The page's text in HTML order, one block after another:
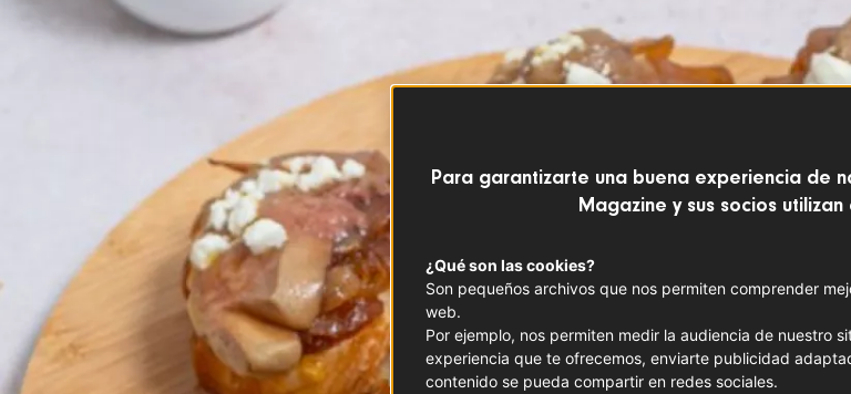
Para garantizarte una buena experiencia de
Magazine y sus socios utilizan
¿Qué son las cookies?
Son pequeños archivos que nos permiten comprender
web.
Por ejemplo, nos permiten medir la audiencia de nuestro
experiencia que te ofrecemos, enviarte publicidad
contenido se pueda compartir en redes sociales.